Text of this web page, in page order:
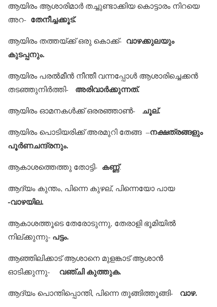
ആയിരം ആശാരിമാര്‍ തച്ചുണ്ടാക്കിയ കൊട്ടാരം നിറയെ
അറ- തേനീച്ചക്കൂട്.
ആയിരം തത്തയ്ക്ക് ഒരു കൊക്ക്- വാഴക്കുലയും
കുടപ്പനും.
ആയിരം പരല്‍മീന്‍ നീന്തീ വന്നപ്പോള്‍ ആശാരിച്ചെക്കന്‍
തടഞ്ഞുനിര്‍ത്തി- അരിവാര്‍ക്കുന്നത്.
ആയിരം ഓമനകള്‍ക്ക് ഒരരഞ്ഞാണ്‍- ചൂല്.
ആയിരം പൊടിയരിക്ക് അരമുറി തേങ്ങ –നക്ഷത്രങ്ങളും
പൂര്‍ണചന്ദ്രനും.
ആകാശത്തെത്തു തോട്ടി- കണ്ണ്.
ആദ്യം കുന്തം, പിന്നെ കുഴല്, പിന്നെയോ പായ
-വാഴയില.
ആകാശത്തൂടെ തേരോടുന്നു, തേരാളി ഭൂമിയില്‍
നില്ക്കുന്നു- പട്ടം.
ആഞ്ഞിലിക്കാട് ആശാനെ മുളങ്കാട് ആശാന്‍
ഓടിക്കുന്നു- വഞ്ചി കുത്തുക.
ആദ്യം പൊന്തിപ്പൊന്തി, പിന്നെ തൂങ്ങിത്തൂങ്ങി- വാഴ.